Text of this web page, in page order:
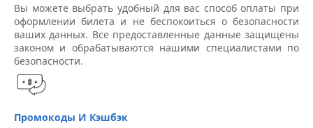
Вы можете выбрать удобный для вас способ оплаты при
оформлении билета и не беспокоиться о безопасности
ваших данных. Все предоставленные данные защищены
законом и обрабатываются нашими специалистами по
безопасности.
Промокоды И Кэшбэк